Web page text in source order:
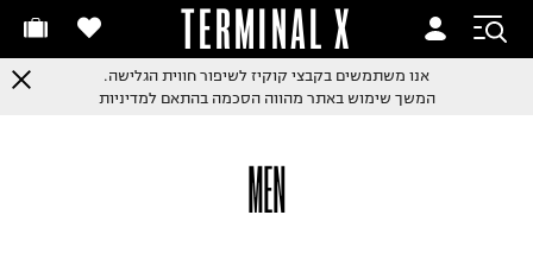
TERMINAL X
אנו משתמשים בקבצי קוקיז לשיפור חווית הגלישה.
המשך שימוש באתר מהווה הסכמה בהתאם למדיניות
MEN